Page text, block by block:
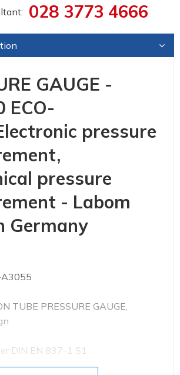
028 3773 4666
GAUGE -
ECO-
pressure
pressure
- Labom
Germany
TUBE PRESSURE GAUGE,
DIN EN 837-1 S1